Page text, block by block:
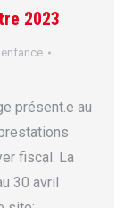
2023
enfance
présent.e au
fiscal. La
30 avril